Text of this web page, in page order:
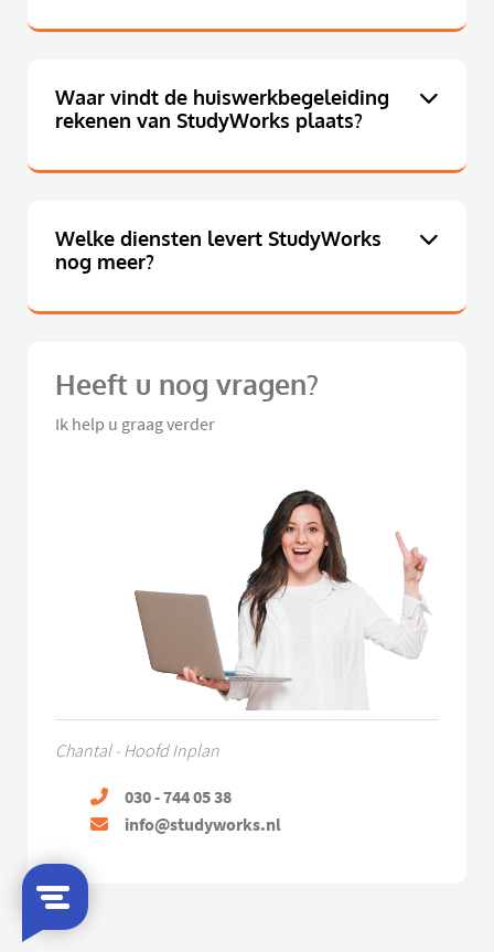
Waar vindt de huiswerkbegeleiding
rekenen van StudyWorks plaats?
Welke diensten levert StudyWorks
nog meer?
Heeft u nog vragen?
Ik help u graag verder
Chantal - Hoofd Inplan
030 - 744 05 38
info@studyworks.nl